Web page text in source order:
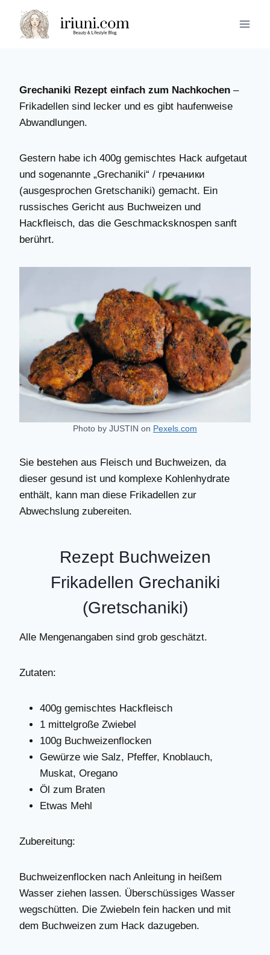
Inhalt
springen
Grechaniki Rezept einfach zum Nachkochen –
Frikadellen sind lecker und es gibt haufenweise
Abwandlungen.
Gestern habe ich 400g gemischtes Hack aufgetaut
und sogenannte „Grechaniki“ / гречаники
(ausgesprochen Gretschaniki) gemacht. Ein
russisches Gericht aus Buchweizen und
Hackfleisch, das die Geschmacksknospen sanft
berührt.
Photo by JUSTIN on Pexels.com
Sie bestehen aus Fleisch und Buchweizen, da
dieser gesund ist und komplexe Kohlenhydrate
enthält, kann man diese Frikadellen zur
Abwechslung zubereiten.
Rezept Buchweizen
Frikadellen Grechaniki
(Gretschaniki)
Alle Mengenangaben sind grob geschätzt.
Zutaten:
400g gemischtes Hackfleisch
1 mittelgroße Zwiebel
100g Buchweizenflocken
Gewürze wie Salz, Pfeffer, Knoblauch,
Muskat, Oregano
Öl zum Braten
Etwas Mehl
Zubereitung:
Buchweizenflocken nach Anleitung in heißem
Wasser ziehen lassen. Überschüssiges Wasser
wegschütten. Die Zwiebeln fein hacken und mit
dem Buchweizen zum Hack dazugeben.